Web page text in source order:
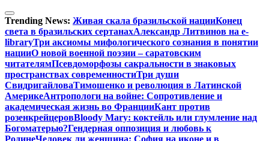
Перейти
к
содержимому
Trending News: Живая скала бразильской нацииКонец
света в бразильских сертанахАлександр Литвинов на e-
libraryТри аксиомы мифологического сознания в понятии
нацииО новой военной поэзии – саратовским
читателямПсевдоморфозы сакральности в знаковых
пространствах современностиТри души
СвидригайловаТимошенко и революция в Латинской
АмерикеАнтропологи на войне: Сопротивление и
академическая жизнь во ФранцииКант против
розенкрейцеровBloody Mary: коктейль или глумление над
Богоматерью?Гендерная оппозиция и любовь к
РодинеЧеловек ли женщина: София на иконе и в